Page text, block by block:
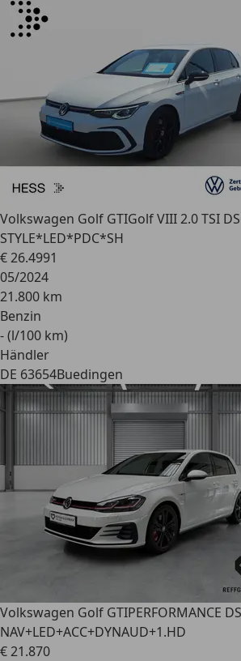
Volkswagen Golf GTIGolf VIII 2.0 TSI
STYLE*LED*PDC*SH
€ 26.4991
05/2024
21.800 km
Benzin
- (l/100 km)
Händler
DE 63654Buedingen
Volkswagen Golf GTIPERFORMANCE
NAV+LED+ACC+DYNAUD+1.HD
€ 21.870